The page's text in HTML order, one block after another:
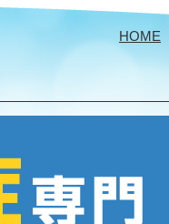
HOME